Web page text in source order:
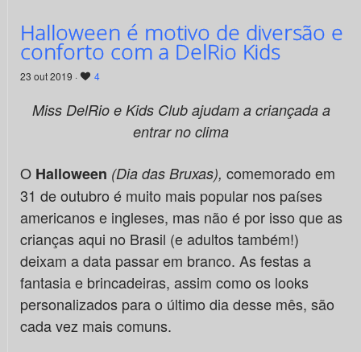
Halloween é motivo de diversão e
conforto com a DelRio Kids
23 out 2019 · 4
Miss DelRio e Kids Club ajudam a criançada a
entrar no clima
O Halloween (Dia das Bruxas), comemorado em
31 de outubro é muito mais popular nos países
americanos e ingleses, mas não é por isso que as
crianças aqui no Brasil (e adultos também!)
deixam a data passar em branco. As festas a
fantasia e brincadeiras, assim como os looks
personalizados para o último dia desse mês, são
cada vez mais comuns.